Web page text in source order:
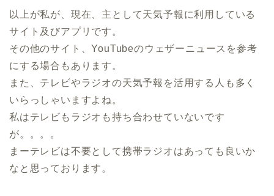
以上が私が、現在、主として天気予報に利用している
サイト及びアプリです。
その他のサイト、 YouTubeのウェザーニュースを参考
にする場合もあります。
また、テレビやラジオの天気予報を活用する人も多く
いらっしゃいますよね。
私はテレビもラジオも持ち合わせていないです
が。。。。
まーテレビは不要として携帯ラジオはあっても良いか
なと思っております。